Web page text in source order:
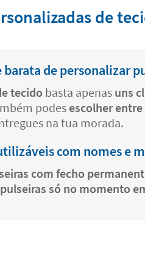
de
de personalizar
tecido basta apenas uns
podes escolher
na tua morada.
com nomes e
com fecho
só no momento